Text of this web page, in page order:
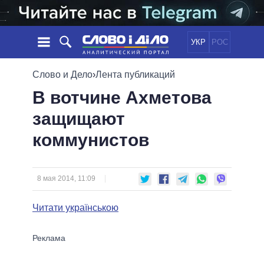
УКР РОС
НОВОСТИ
ЛЕНТА
СОБЫТИЯ
СТАТЬИ
МНЕНИЯ
ОБЗОРЫ
ПОЛИТИКА
ОБЩЕСТВО
ОБЕЩАНИЯ
ПОЛИТИКИ
ВСЕ ПОЛИТИКИ
ПРЕЗИДЕНТ И ОФИС
КАБИНЕТ МИНИСТРОВ
МЭРЫ
ВИДЕО
ПОДДЕРЖАТЬ
Слово и Дело›Лента публикаций
В вотчине Ахметова
защищают
коммунистов
8 мая 2014, 11:09
Читати українською